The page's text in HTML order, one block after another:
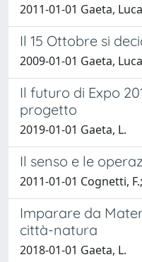
2011-01-01 Gaeta, Luca
Il 15 Ottobre si
2009-01-01 Gaeta, Luca
Il futuro di Expo
progetto
2019-01-01 Gaeta, L.
Il senso e le
2011-01-01 Cognetti,
Imparare da
città-natura
2018-01-01 Gaeta, L.